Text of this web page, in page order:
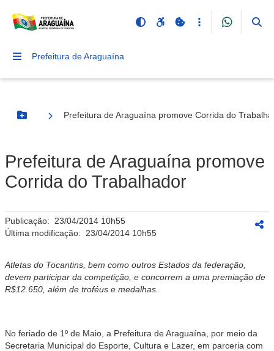
Prefeitura de Araguaína
Botão Menu
Prefeitura de Araguaína promove Corrida do
Prefeitura de Araguaína promove
Corrida do Trabalhador
Publicação: 23/04/2014 10h55
Última modificação: 23/04/2014 10h55
Atletas do Tocantins, bem como outros Estados da federação,
devem participar da competição, e concorrem a uma premiação de
R$12.650, além de troféus e medalhas.
No feriado de 1º de Maio, a Prefeitura de Araguaína, por meio da
Secretaria Municipal do Esporte, Cultura e Lazer, em parceria com